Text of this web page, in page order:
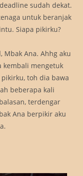
sudah dekat.
untuk beranjak
Siapa pikirku?
Mbak Ana. Ahhg aku
kembali mengetuk
toh dia bawa
beberapa kali
terdengar
Ana berpikir aku